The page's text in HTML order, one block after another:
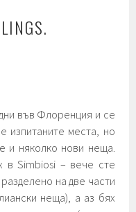
във Флоренция и се
изпитаните места, но
и няколко нови неща.
в Simbiosi – вече сте
на две части
неща), a аз бях